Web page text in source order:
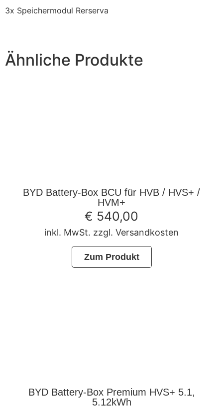
3x Speichermodul Rerserva
Ähnliche Produkte
BYD Battery-Box BCU für HVB / HVS+ /
HVM+
€ 540,00
inkl. MwSt. zzgl. Versandkosten
Zum Produkt
BYD Battery-Box Premium HVS+ 5.1,
5.12kWh